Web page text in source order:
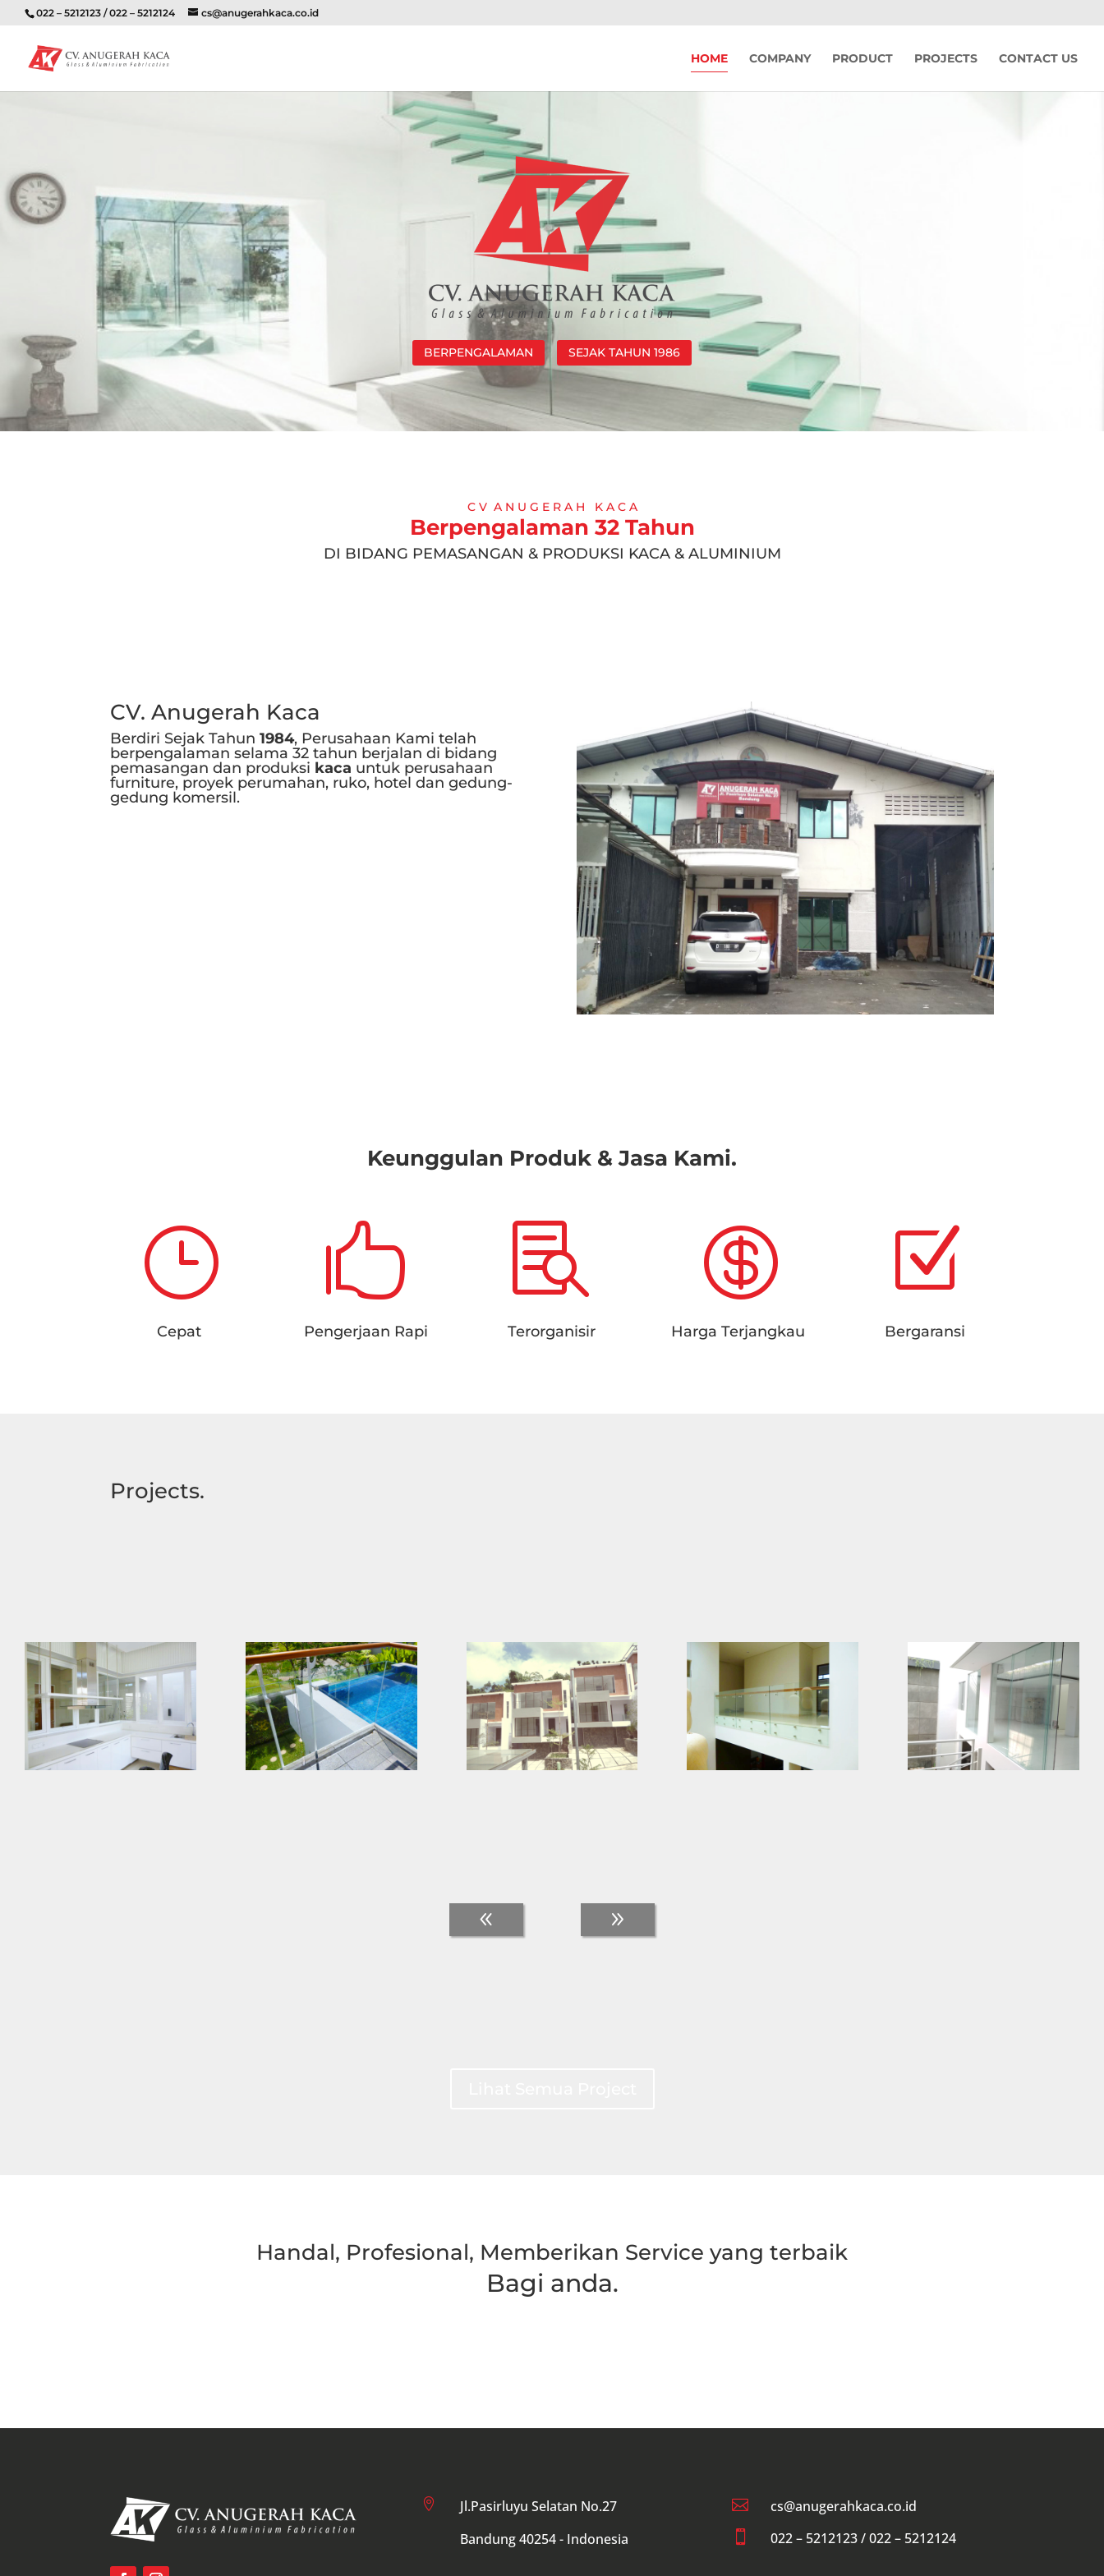
022 – 5212123 / 022 – 5212124 cs@anugerahkaca.co.id
HOME COMPANY PRODUCT PROJECTS CONTACT US
BERPENGALAMAN SEJAK TAHUN 1986
C V A N U G E R A H K A C A
Berpengalaman 32 Tahun
DI BIDANG PEMASANGAN & PRODUKSI KACA & ALUMINIUM
CV. Anugerah Kaca
Berdiri Sejak Tahun1984, Perusahaan Kami telah
berpengalaman selama 32 tahun berjalan di bidang
pemasangan dan produksi kaca untuk perusahaan
furniture, proyek perumahan, ruko, hotel dan gedung-
gedung komersil.
Keunggulan Produk & Jasa Kami.
}
Cepat

Pengerjaan Rapi

Terorganisir

Harga Terjangkau
Z
Bergaransi
Projects.
Handal, Profesional, Memberikan Service yang terbaik
Bagi anda.

Jl.Pasirluyu Selatan No.27
Bandung 40254 - Indonesia
 cs@anugerahkaca.co.id
 022 – 5212123 / 022 – 5212124